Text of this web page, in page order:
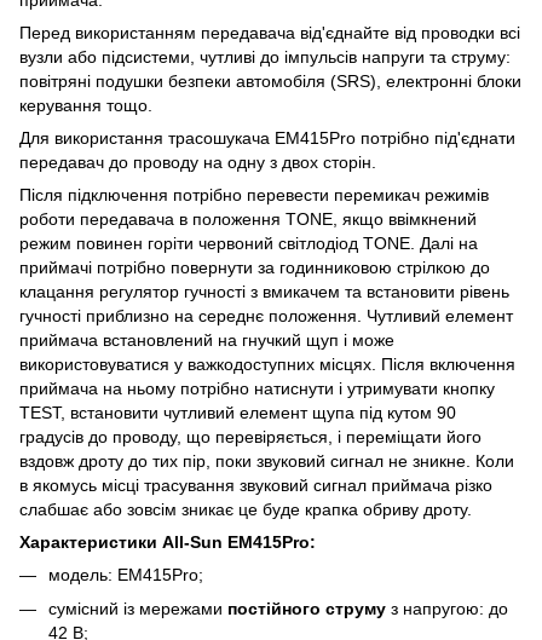
Перед використанням передавача від'єднайте від проводки всі
вузли або підсистеми, чутливі до імпульсів напруги та струму:
повітряні подушки безпеки автомобіля (SRS), електронні блоки
керування тощо.
Для використання трасошукача EM415Pro потрібно під'єднати
передавач до проводу на одну з двох сторін.
Після підключення потрібно перевести перемикач режимів
роботи передавача в положення TONE, якщо ввімкнений
режим повинен горіти червоний світлодіод TONE. Далі на
приймачі потрібно повернути за годинниковою стрілкою до
клацання регулятор гучності з вмикачем та встановити рівень
гучності приблизно на середнє положення. Чутливий елемент
приймача встановлений на гнучкий щуп і може
використовуватися у важкодоступних місцях. Після включення
приймача на ньому потрібно натиснути і утримувати кнопку
TEST, встановити чутливий елемент щупа під кутом 90
градусів до проводу, що перевіряється, і переміщати його
вздовж дроту до тих пір, поки звуковий сигнал не зникне. Коли
в якомусь місці трасування звуковий сигнал приймача різко
слабшає або зовсім зникає це буде крапка обриву дроту.
Характеристики All-Sun EM415Pro:
модель: EM415Pro;
сумісний із мережами постійного струму з напругою: до
42 В;